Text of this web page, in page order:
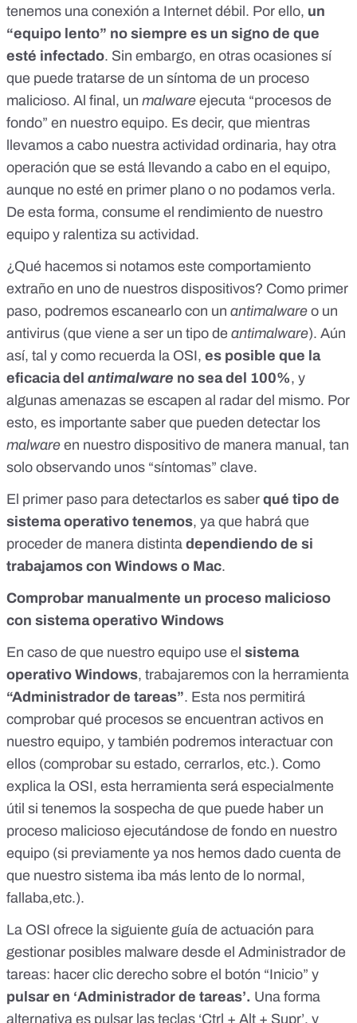
tenemos una conexión a Internet débil. Por ello, un
“equipo lento” no siempre es un signo de que
esté infectado. Sin embargo, en otras ocasiones sí
que puede tratarse de un síntoma de un proceso
malicioso. Al final, un malware ejecuta “procesos de
fondo” en nuestro equipo. Es decir, que mientras
llevamos a cabo nuestra actividad ordinaria, hay otra
operación que se está llevando a cabo en el equipo,
aunque no esté en primer plano o no podamos verla.
De esta forma, consume el rendimiento de nuestro
equipo y ralentiza su actividad.
¿Qué hacemos si notamos este comportamiento
extraño en uno de nuestros dispositivos? Como primer
paso, podremos escanearlo con un antimalware o un
antivirus (que viene a ser un tipo de antimalware). Aún
así, tal y como recuerda la OSI, es posible que la
eficacia del antimalware no sea del 100%, y
algunas amenazas se escapen al radar del mismo. Por
esto, es importante saber que pueden detectar los
malware en nuestro dispositivo de manera manual, tan
solo observando unos “síntomas” clave.
El primer paso para detectarlos es saber qué tipo de
sistema operativo tenemos, ya que habrá que
proceder de manera distinta dependiendo de si
trabajamos con Windows o Mac.
Comprobar manualmente un proceso malicioso
con sistema operativo Windows
En caso de que nuestro equipo use el sistema
operativo Windows, trabajaremos con la herramienta
“Administrador de tareas”. Esta nos permitirá
comprobar qué procesos se encuentran activos en
nuestro equipo, y también podremos interactuar con
ellos (comprobar su estado, cerrarlos, etc.). Como
explica la OSI, esta herramienta será especialmente
útil si tenemos la sospecha de que puede haber un
proceso malicioso ejecutándose de fondo en nuestro
equipo (si previamente ya nos hemos dado cuenta de
que nuestro sistema iba más lento de lo normal,
fallaba,etc.).
La OSI ofrece la siguiente guía de actuación para
gestionar posibles malware desde el Administrador de
tareas: hacer clic derecho sobre el botón “Inicio” y
pulsar en ‘Administrador de tareas’. Una forma
alternativa es pulsar las teclas ‘Ctrl + Alt + Supr’, y